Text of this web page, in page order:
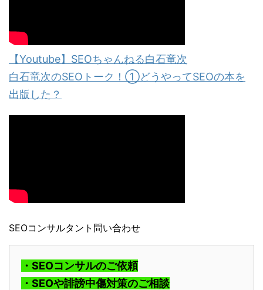
【Youtube】SEOちゃんねる白石竜次
白石竜次のSEOトーク！①どうやってSEOの本を
出版した？
SEOコンサルタント問い合わせ
・SEOコンサルのご依頼
・SEOや誹謗中傷対策のご相談